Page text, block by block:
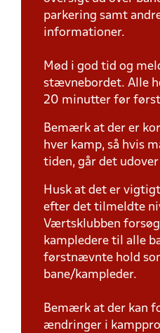
parkering samt
informationer.
Mød i god tid og
stævnebordet. Alle
20 minutter før
Bemærk at der er
hver kamp, så hvis
tiden, går det
Husk at det er
efter det tilmeldte
Værtsklubben
kampledere til alle
førstnævnte hold
bane/kampleder.
Bemærk at der kan
ændringer i